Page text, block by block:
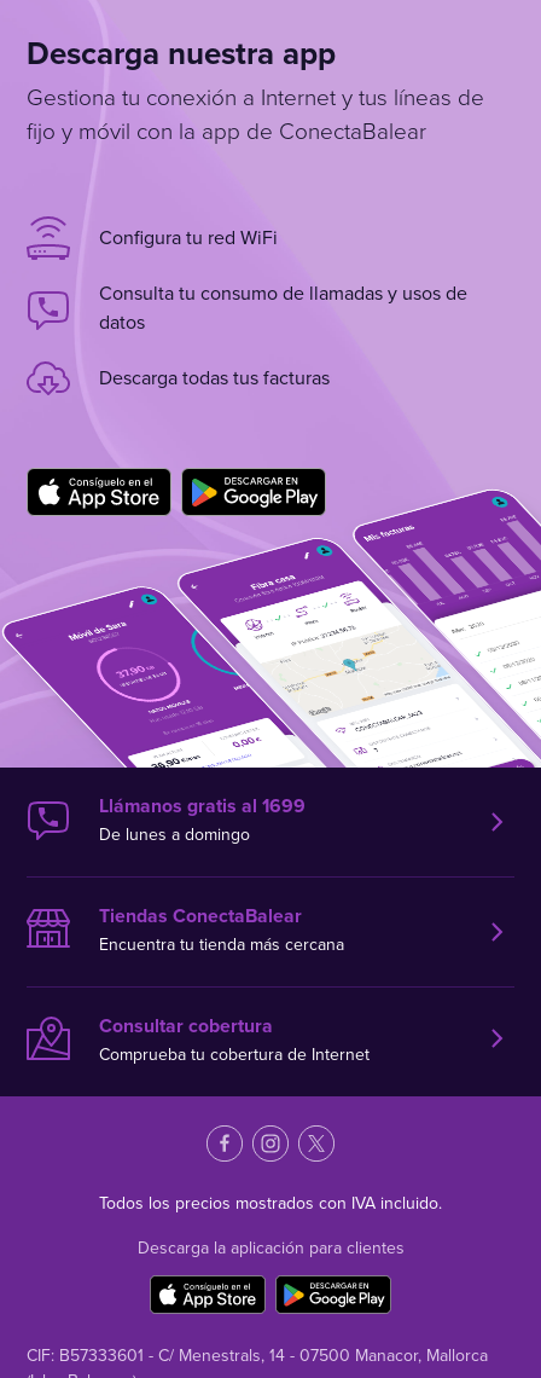
Descarga nuestra app
Gestiona tu conexión a Internet y tus líneas de
fijo y móvil con la app de ConectaBalear
Configura tu red WiFi
Consulta tu consumo de llamadas y usos de
datos
Descarga todas tus facturas
Llámanos gratis al 1699
De lunes a domingo
Tiendas ConectaBalear
Encuentra tu tienda más cercana
Consultar cobertura
Comprueba tu cobertura de Internet
Todos los precios mostrados con IVA incluido.
Descarga la aplicación para clientes
CIF: B57333601 - C/ Menestrals, 14 - 07500 Manacor, Mallorca